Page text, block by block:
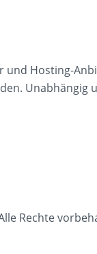
und Hosting-
Unabhängig
Rechte